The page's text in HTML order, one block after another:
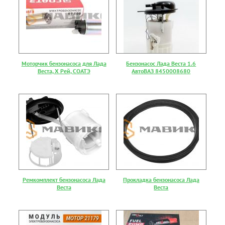
Моторчик бензонасоса для Лада
Веста, Х Рей, СОАТЭ
Бензонасос Лада Веста 1.6
АвтоВАЗ 8450008680
Ремкомплект бензонасоса Лада
Веста
Прокладка бензонасоса Лада
Веста